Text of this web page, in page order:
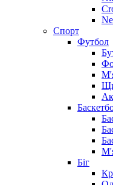
Спорт
Футбол
Біг